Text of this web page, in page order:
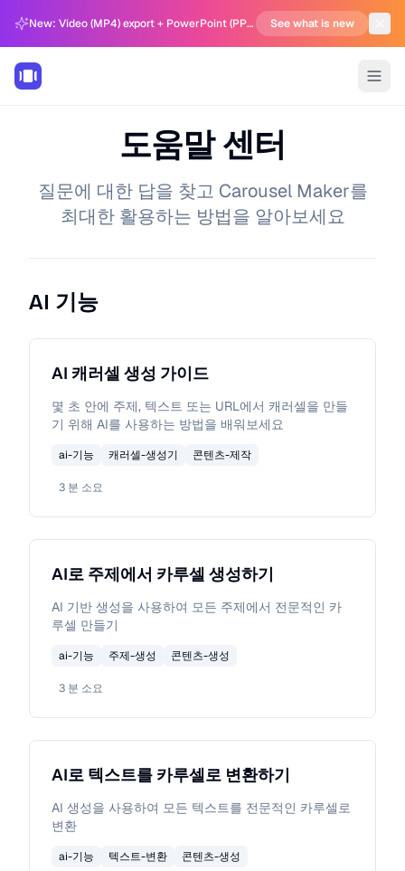
New: Video (MP4) export + PowerPoint (PPTX) support in Carousel Generator See what is new
도움말 센터
질문에 대한 답을 찾고 Carousel Maker를
최대한 활용하는 방법을 알아보세요
AI 기능
AI 캐러셀 생성 가이드
몇 초 안에 주제, 텍스트 또는 URL에서 캐러셀을 만들
기 위해 AI를 사용하는 방법을 배워보세요
ai-기능 캐러셀-생성기 콘텐츠-제작
3 분 소요
AI로 주제에서 카루셀 생성하기
AI 기반 생성을 사용하여 모든 주제에서 전문적인 카
루셀 만들기
ai-기능 주제-생성 콘텐츠-생성
3 분 소요
AI로 텍스트를 카루셀로 변환하기
AI 생성을 사용하여 모든 텍스트를 전문적인 카루셀로
변환
ai-기능 텍스트-변환 콘텐츠-생성